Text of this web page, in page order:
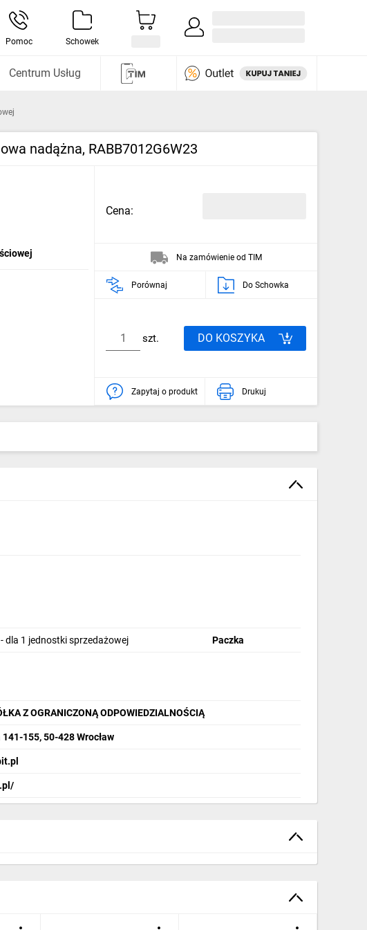
Pomoc Schowek
Centrum Usług
nadążna, RABB7012G6W23
Cena:
Na zamówienie od TIM
Porównaj Do Schowka
szt. DO KOSZYKA
Zapytaj o produkt Drukuj
dla 1 jednostki sprzedażowej Paczka
Z OGRANICZONĄ ODPOWIEDZIALNOŚCIĄ
155, 50-428 Wrocław